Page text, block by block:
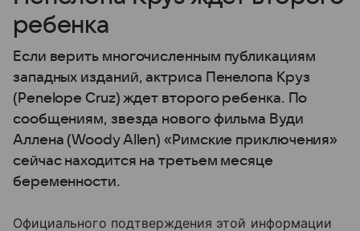
ребенка
Если верить многочисленным публикациям
западных изданий, актриса Пенелопа Круз
(Penelope Cruz) ждет второго ребенка. По
сообщениям, звезда нового фильма Вуди
Аллена (Woody Allen) «Римские приключения»
сейчас находится на третьем месяце
беременности.
Официального подтверждения этой информации